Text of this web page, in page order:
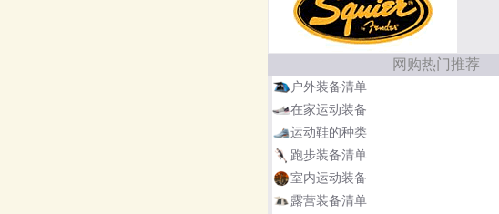
网购热门推荐
户外装备清单
在家运动装备
运动鞋的种类
跑步装备清单
室内运动装备
露营装备清单